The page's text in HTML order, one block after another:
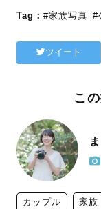
Tag： #家族写真 #
ツイート
こ
カップル 家族